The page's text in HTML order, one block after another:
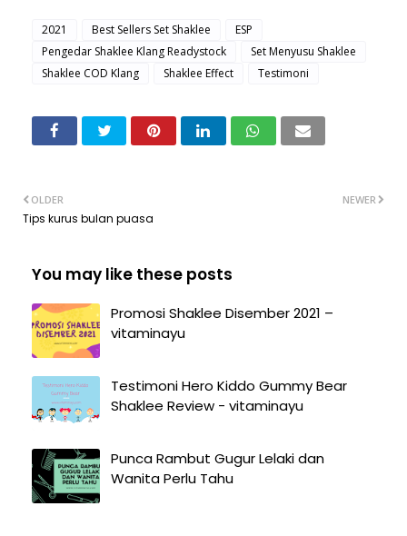
2021 Best Sellers Set Shaklee
ESP
Pengedar Shaklee Klang Readystock
Set Menyusu Shaklee
Shaklee COD Klang
Shaklee Effect Testimoni
NEWER
OLDER
Tips kurus bulan puasa
You may like these posts
Promosi Shaklee Disember 2021 –
vitaminayu
Testimoni Hero Kiddo Gummy Bear
Shaklee Review - vitaminayu
Punca Rambut Gugur Lelaki dan
Wanita Perlu Tahu